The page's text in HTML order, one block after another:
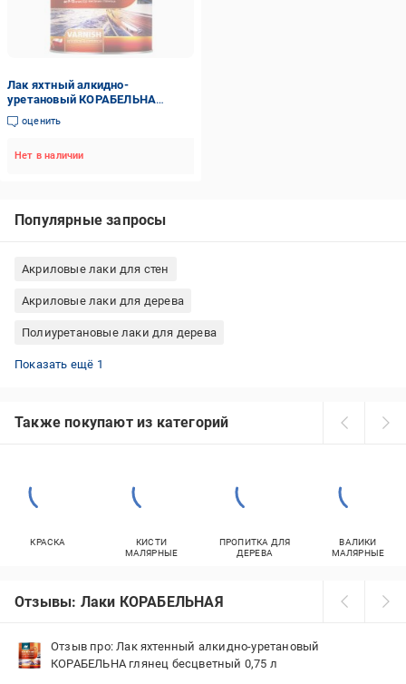
Лак яхтный алкидно-
уретановый КОРАБЕЛЬНА
высокий глянец бесцветный 10
л
оценить
Нет в наличии
Популярные запросы
Акриловые лаки для стен
Акриловые лаки для дерева
Полиуретановые лаки для дерева
Белые лаки для дерева
Показать ещё 1
Также покупают из категорий
КРАСКА
КИСТИ
МАЛЯРНЫЕ
ПРОПИТКА ДЛЯ
ДЕРЕВА
ВАЛИКИ
МАЛЯРНЫЕ
Отзывы: Лаки КОРАБЕЛЬНАЯ
Отзыв про: Лак яхтенный алкидно-уретановый
КОРАБЕЛЬНА глянец бесцветный 0,75 л